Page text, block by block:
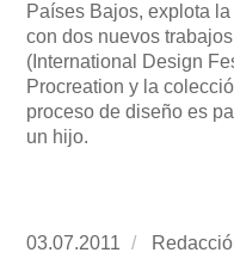
Países Bajos, explota
con dos nuevos
(International Design
Procreation y la
proceso de diseño es
un hijo.
Publicado
03.07.2011 https://